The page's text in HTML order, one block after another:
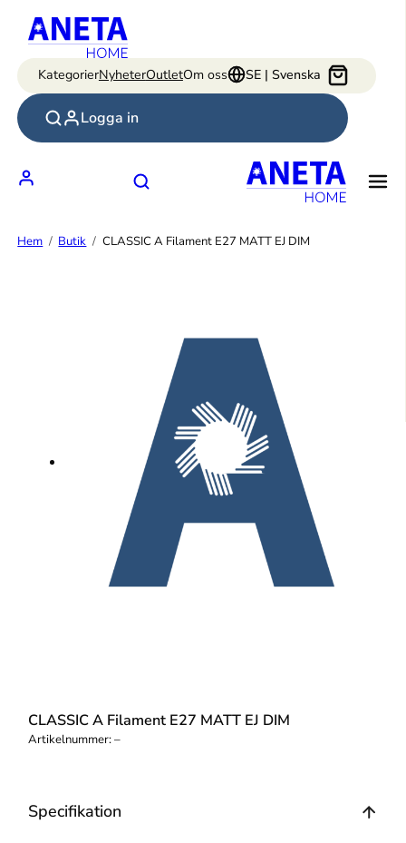
Hoppa
innehåll
KategorierNyheterOutletOm oss SE | Svenska
Logga in
Hem Butik CLASSIC A Filament E27 MATT EJ DIM
CLASSIC A Filament E27 MATT EJ DIM
Artikelnummer:–
Specifikation